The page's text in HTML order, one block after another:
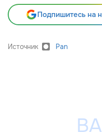
Подпишитесь на
Источник Pan